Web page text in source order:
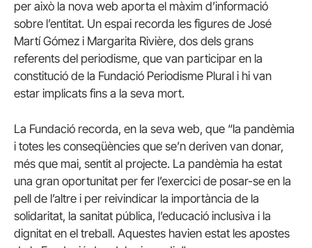
per això la nova web aporta el màxim d’informació
sobre l’entitat. Un espai recorda les figures de José
Martí Gómez i Margarita Rivière, dos dels grans
referents del periodisme, que van participar en la
constitució de la Fundació Periodisme Plural i hi van
estar implicats fins a la seva mort.
La Fundació recorda, en la seva web, que “la pandèmia
i totes les conseqüències que se’n deriven van donar,
més que mai, sentit al projecte. La pandèmia ha estat
una gran oportunitat per fer l’exercici de posar-se en la
pell de l’altre i per reivindicar la importància de la
solidaritat, la sanitat pública, l’educació inclusiva i la
dignitat en el treball. Aquestes havien estat les apostes